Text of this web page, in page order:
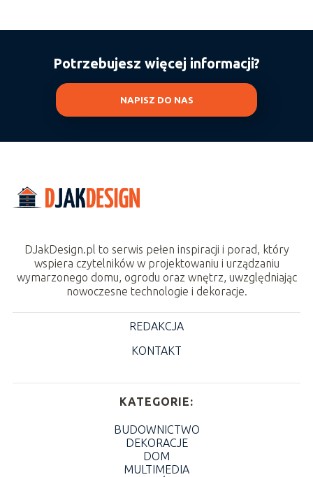
Potrzebujesz więcej informacji?
NAPISZ DO NAS
DJakDesign.pl to serwis pełen inspiracji i porad, który
wspiera czytelników w projektowaniu i urządzaniu
wymarzonego domu, ogrodu oraz wnętrz, uwzględniając
nowoczesne technologie i dekoracje.
REDAKCJA
KONTAKT
KATEGORIE:
BUDOWNICTWO
DEKORACJE
DOM
MULTIMEDIA